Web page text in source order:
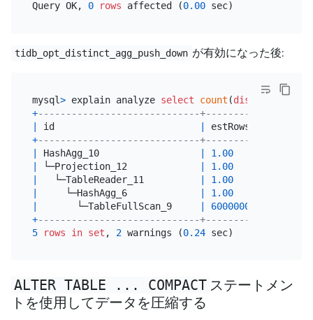
Query OK, 0 rows affected (0.00
tidb_opt_distinct_agg_push_down が有効になった後:
mysql> explain analyze select count (distinct
+-----------------------------+--------------
id estRows
+-----------------------------+--------------
HashAgg_10 1.00
└─Projection_12 1.00
   └─TableReader_11
1.00
     └─HashAgg_6
1.00
       └─TableFullScan_9
600000000.00
+-----------------------------+--------------
5
rows in set , 2 warnings (0.24
ALTER TABLE ... COMPACT ステートメン
トを使用してデータを圧縮する